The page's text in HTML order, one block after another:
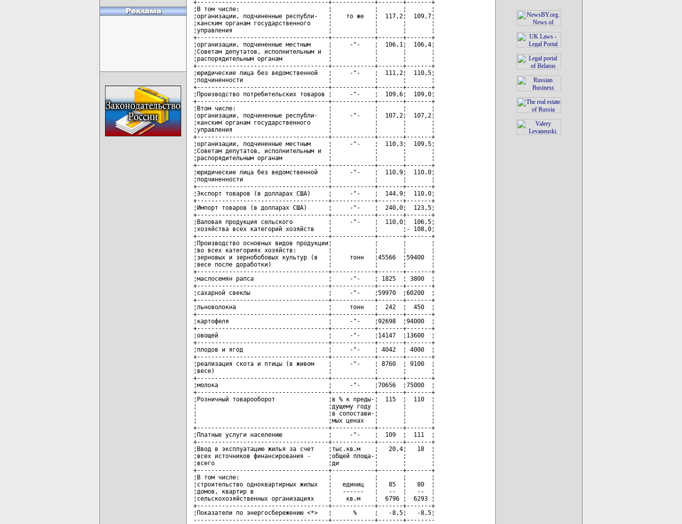
+-------------------------------------+------------+-------+-------+
¦В том числе:                         ¦            ¦       ¦       ¦
¦организации, подчиненные республи-   ¦    то же   ¦  117,2¦  109,7¦
¦канским органам государственного     ¦            ¦       ¦       ¦
¦управления                           ¦            ¦       ¦       ¦
+-------------------------------------+------------+-------+-------+
¦организации, подчиненные местным     ¦     -"-    ¦  106,1¦  106,4¦
¦Советам депутатов, исполнительным и  ¦            ¦       ¦       ¦
¦распорядительным органам             ¦            ¦       ¦       ¦
+-------------------------------------+------------+-------+-------+
¦юридические лица без ведомственной   ¦     -"-    ¦  111,2¦  110,5¦
¦подчиненности                        ¦            ¦       ¦       ¦
+-------------------------------------+------------+-------+-------+
¦Производство потребительских товаров ¦     -"-    ¦  109,6¦  109,0¦
+-------------------------------------+------------+-------+-------+
¦Втом числе:                          ¦            ¦       ¦       ¦
¦организации, подчиненные республи-   ¦     -"-    ¦  107,2¦  107,2¦
¦канским органам государственного     ¦            ¦       ¦       ¦
¦управления                           ¦            ¦       ¦       ¦
+-------------------------------------+------------+-------+-------+
¦организации, подчиненные местным     ¦     -"-    ¦  110,3¦  109,5¦
¦Советам депутатов, исполнительным и  ¦            ¦       ¦       ¦
¦распорядительным органам             ¦            ¦       ¦       ¦
+-------------------------------------+------------+-------+-------+
¦юридические лица без ведомственной   ¦     -"-    ¦  110,9¦  110,0¦
¦подчиненности                        ¦            ¦       ¦       ¦
+-------------------------------------+------------+-------+-------+
¦Экспорт товаров (в долларах США)     ¦     -"-    ¦  144,9¦  110,0¦
+-------------------------------------+------------+-------+-------+
¦Импорт товаров (в долларах США)      ¦     -"-    ¦  240,0¦  123,5¦
+-------------------------------------+------------+-------+-------+
¦Валовая продукция сельского          ¦     -"-    ¦  110,0¦  106,5¦
¦хозяйства всех категорий хозяйств    ¦            ¦       ¦- 108,0¦
+-------------------------------------+------------+-------+-------+
¦Производство основных видов продукции¦            ¦       ¦       ¦
¦во всех категориях хозяйств:         ¦            ¦       ¦       ¦
¦зерновых и зернобобовых культур (в   ¦     тонн   ¦45566  ¦59400  ¦
¦весе после доработки)                ¦            ¦       ¦       ¦
+-------------------------------------+------------+-------+-------+
¦маслосемян рапса                     ¦     -"-    ¦ 1825  ¦ 3800  ¦
+-------------------------------------+------------+-------+-------+
¦сахарной свеклы                      ¦     -"-    ¦59970  ¦60200  ¦
+-------------------------------------+------------+-------+-------+
¦льноволокна                          ¦     тонн   ¦  242  ¦  450  ¦
+-------------------------------------+------------+-------+-------+
¦картофеля                            ¦     -"-    ¦92698  ¦94000  ¦
+-------------------------------------+------------+-------+-------+
¦овощей                               ¦     -"-    ¦14147  ¦13600  ¦
+-------------------------------------+------------+-------+-------+
¦плодов и ягод                        ¦     -"-    ¦ 4042  ¦ 4000  ¦
+-------------------------------------+------------+-------+-------+
¦реализация скота и птицы (в живом    ¦     -"-    ¦ 8760  ¦ 9100  ¦
¦весе)                                ¦            ¦       ¦       ¦
+-------------------------------------+------------+-------+-------+
¦молока                               ¦     -"-    ¦70656  ¦75000  ¦
+-------------------------------------+------------+-------+-------+
¦Розничный товарооборот               ¦в % к преды-¦  115  ¦  110  ¦
¦                                     ¦дущему году ¦       ¦       ¦
¦                                     ¦в сопостави-¦       ¦       ¦
¦                                     ¦мых ценах   ¦       ¦       ¦
+-------------------------------------+------------+-------+-------+
¦Платные услуги населению             ¦     -"-    ¦  109  ¦  111  ¦
+-------------------------------------+------------+-------+-------+
¦Ввод в эксплуатацию жилья за счет    ¦тыс.кв.м    ¦   20,4¦   18  ¦
¦всех источников финансирования -     ¦общей площа-¦       ¦       ¦
¦всего                                ¦ди          ¦       ¦       ¦
+-------------------------------------+------------+-------+-------+
¦В том числе:                         ¦            ¦       ¦       ¦
¦строительство одноквартирных жилых   ¦   единиц   ¦   85  ¦   80  ¦
¦домов, квартир в                     ¦   ------   ¦   --  ¦   --  ¦
¦сельскохозяйственных организациях    ¦    кв.м    ¦  6796 ¦  6293 ¦
+-------------------------------------+------------+-------+-------+
¦Показатели по энергосбережению <*>   ¦      %     ¦   -8,5¦   -8,5¦
--------------------------------------+------------+-------+--------